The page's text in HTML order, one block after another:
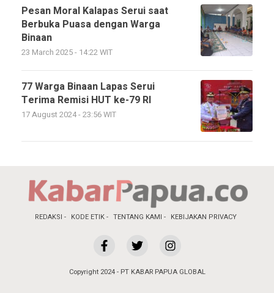
Pesan Moral Kalapas Serui saat
Berbuka Puasa dengan Warga
Binaan
23 March 2025 - 14:22 WIT
77 Warga Binaan Lapas Serui
Terima Remisi HUT ke-79 RI
17 August 2024 - 23:56 WIT
REDAKSI KODE ETIK TENTANG KAMI KEBIJAKAN PRIVACY
Copyright 2024 - PT KABAR PAPUA GLOBAL